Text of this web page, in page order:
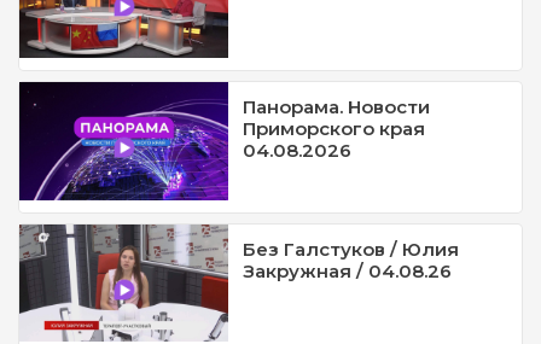
Панорама. Новости
Приморского края
04.08.2026
Без Галстуков / Юлия
Закружная / 04.08.26